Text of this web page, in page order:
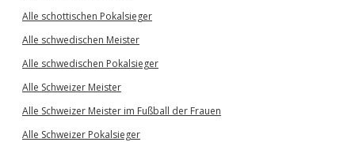
Alle schottischen Pokalsieger
Alle schwedischen Meister
Alle schwedischen Pokalsieger
Alle Schweizer Meister
Alle Schweizer Meister im Fußball der Frauen
Alle Schweizer Pokalsieger